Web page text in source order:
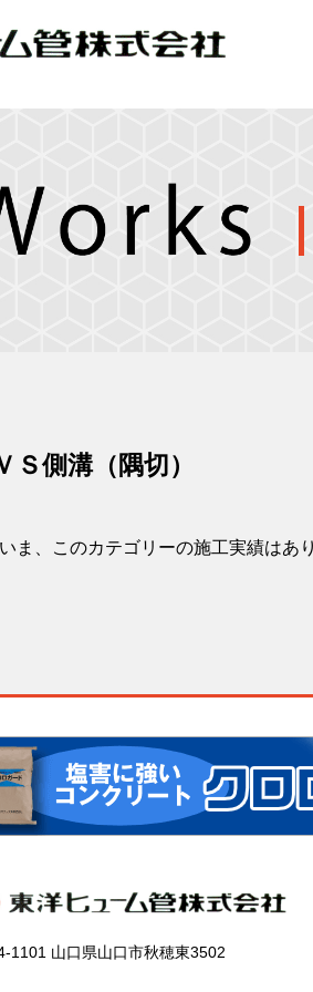
Ｓ側溝（隅切）
ま、このカテゴリーの施工実績はあ
1101 山口県山口市秋穂東3502